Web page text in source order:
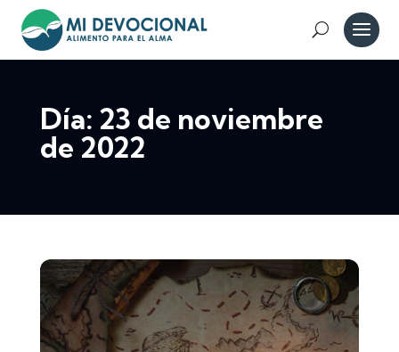
Día: 23 de noviembre
de 2022